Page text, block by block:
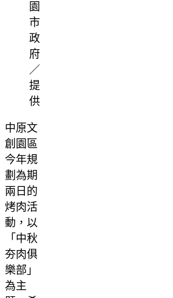
園
市
政
府
／
提
供
中原文
創園區
今年規
劃為期
兩日的
烤肉活
動，以
「中秋
夯肉俱
樂部」
為主